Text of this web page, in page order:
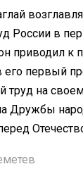
России в
приводил к
его первый
труд на
Дружбы